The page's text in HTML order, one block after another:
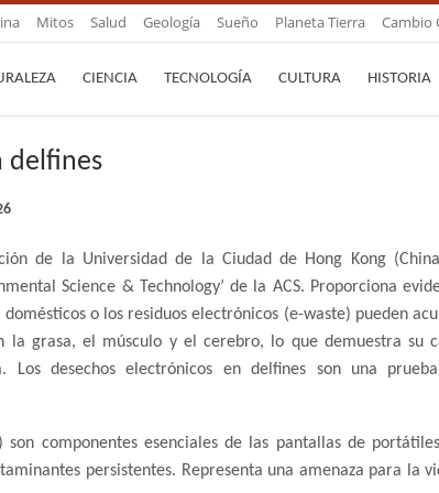
Mitos Salud Geología Sueño Planeta Tierra Cambio
CIENCIA TECNOLOGÍA CULTURA HISTORIA
delfines
de la Universidad de la Ciudad de Hong Kong
Science & Technology’ de la ACS. Proporciona
o los residuos electrónicos (e-waste) pueden
la grasa, el músculo y el cerebro, lo que demuestra su
Los desechos electrónicos en delfines son una
componentes esenciales de las pantallas de
persistentes. Representa una amenaza para la